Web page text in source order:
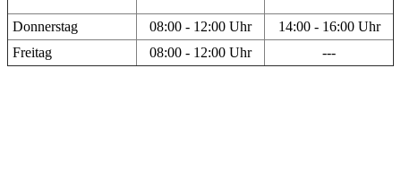
Donnerstag 08:00 - 12:00 Uhr
14:00 - 16:00 Uhr
Freitag
08:00 - 12:00 Uhr ---